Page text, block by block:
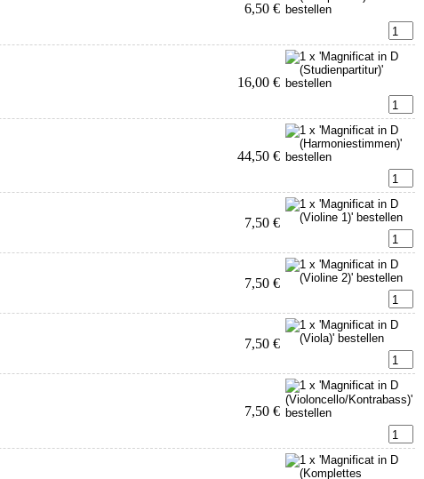
6,50 €
16,00 €
44,50 €
7,50 €
7,50 €
7,50 €
7,50 €